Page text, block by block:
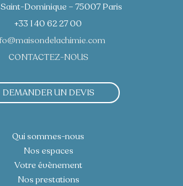
Dominique – 75007 Paris
+33 1 40 62 27 00
CONTACTEZ-NOUS
DEMANDER UN DEVIS
Qui sommes-nous
Nos espaces
Votre évènement
Nos prestations